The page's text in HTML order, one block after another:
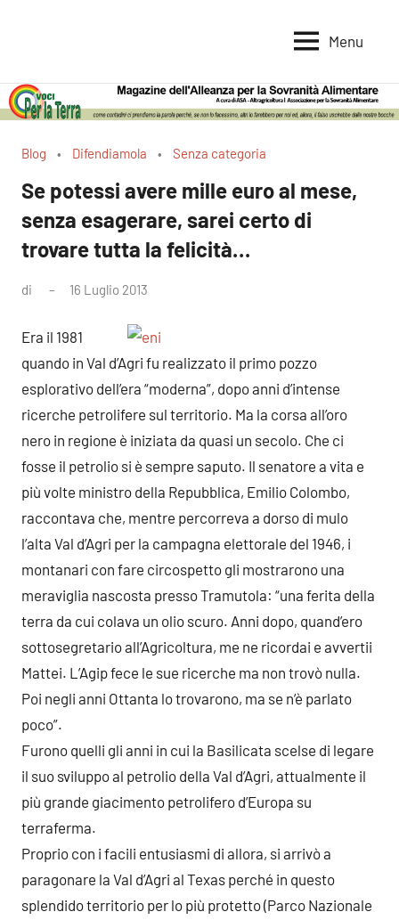
per
la
Terra
per
la
Alimentare
Menu
Blog Difendiamola Senza categoria
Se potessi avere mille euro al mese,
senza esagerare, sarei certo di
trovare tutta la felicità…
di 16 Luglio 2013
Era il 1981
quando in Val d’Agri fu realizzato il primo pozzo
esplorativo dell’era “moderna”, dopo anni d’intense
ricerche petrolifere sul territorio. Ma la corsa all’oro
nero in regione è iniziata da quasi un secolo. Che ci
fosse il petrolio si è sempre saputo. Il senatore a vita e
più volte ministro della Repubblica, Emilio Colombo,
raccontava che, mentre percorreva a dorso di mulo
l’alta Val d’Agri per la campagna elettorale del 1946, i
montanari con fare circospetto gli mostrarono una
meraviglia nascosta presso Tramutola: “una ferita della
terra da cui colava un olio scuro. Anni dopo, quand’ero
sottosegretario all’Agricoltura, me ne ricordai e avvertii
Mattei. L’Agip fece le sue ricerche ma non trovò nulla.
Poi negli anni Ottanta lo trovarono, ma se n’è parlato
poco”.
Furono quelli gli anni in cui la Basilicata scelse di legare
il suo sviluppo al petrolio della Val d’Agri, attualmente il
più grande giacimento petrolifero d’Europa su
terraferma.
Proprio con i facili entusiasmi di allora, si arrivò a
paragonare la Val d’Agri al Texas perché in questo
splendido territorio per lo più protetto (Parco Nazionale